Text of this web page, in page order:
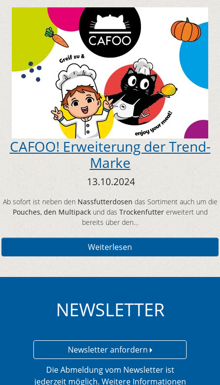
CAFOO! Erweiterung der Trend-
Marke
13.10.2024
Ab sofort ist neben den Nassfutterdosen das Sortiment auch um die
Pouches, den Multipackund das Trockenfuttererweitert und
bereits über den…
Weiterlesen
NEWSLETTER
Newsletter anfordern
Die Abmeldung vom Newsletter ist
jederzeit möglich. Weitere Informationen